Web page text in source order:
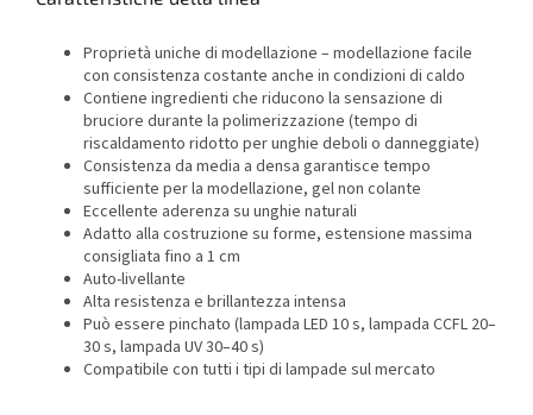
Proprietà uniche di modellazione – modellazione facile
con consistenza costante anche in condizioni di caldo
Contiene ingredienti che riducono la sensazione di
bruciore durante la polimerizzazione (tempo di
riscaldamento ridotto per unghie deboli o danneggiate)
Consistenza da media a densa garantisce tempo
sufficiente per la modellazione, gel non colante
Eccellente aderenza su unghie naturali
Adatto alla costruzione su forme, estensione massima
consigliata fino a 1 cm
Auto‐livellante
Alta resistenza e brillantezza intensa
Può essere pinchato (lampada LED 10 s, lampada CCFL 20–
30 s, lampada UV 30–40 s)
Compatibile con tutti i tipi di lampade sul mercato